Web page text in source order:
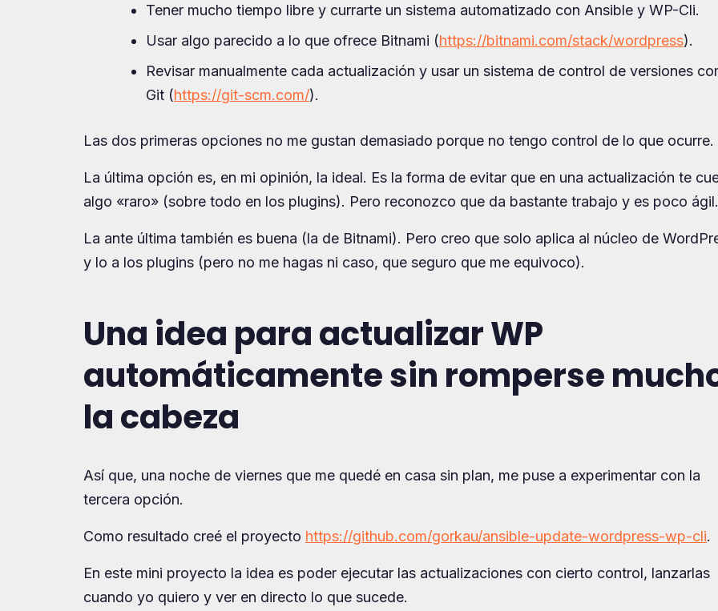
Tener mucho tiempo libre y currarte un sistema automatizado con Ansible y WP-Cli.
Usar algo parecido a lo que ofrece Bitnami (https://bitnami.com/stack/wordpress).
Revisar manualmente cada actualización y usar un sistema de control de versiones
Git (https://git-scm.com/).
Las dos primeras opciones no me gustan demasiado porque no tengo control de lo que ocurre.
La última opción es, en mi opinión, la ideal. Es la forma de evitar que en una actualización te
algo «raro» (sobre todo en los plugins). Pero reconozco que da bastante trabajo y es poco ágil.
La ante última también es buena (la de Bitnami). Pero creo que solo aplica al núcleo de
y lo a los plugins (pero no me hagas ni caso, que seguro que me equivoco).
Una idea para actualizar WP
automáticamente sin romperse
la cabeza
Así que, una noche de viernes que me quedé en casa sin plan, me puse a experimentar con la
tercera opción.
Como resultado creé el proyecto https://github.com/gorkau/ansible-update-wordpress-wp-cli.
En este mini proyecto la idea es poder ejecutar las actualizaciones con cierto control, lanzarlas
cuando yo quiero y ver en directo lo que sucede.